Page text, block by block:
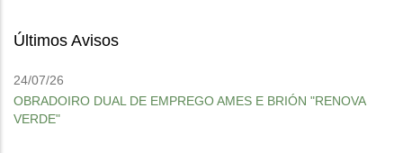
Últimos Avisos
24/07/26
OBRADOIRO DUAL DE EMPREGO AMES E BRIÓN "RENOVA
VERDE"